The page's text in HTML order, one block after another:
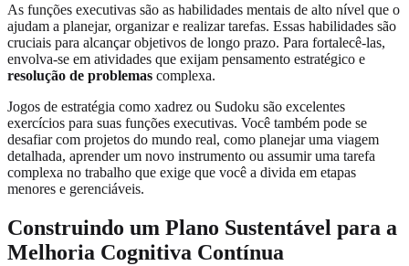
As funções executivas são as habilidades mentais de alto nível que o
ajudam a planejar, organizar e realizar tarefas. Essas habilidades são
cruciais para alcançar objetivos de longo prazo. Para fortalecê-las,
envolva-se em atividades que exijam pensamento estratégico e
resolução de problemas complexa.
Jogos de estratégia como xadrez ou Sudoku são excelentes
exercícios para suas funções executivas. Você também pode se
desafiar com projetos do mundo real, como planejar uma viagem
detalhada, aprender um novo instrumento ou assumir uma tarefa
complexa no trabalho que exige que você a divida em etapas
menores e gerenciáveis.
Construindo um Plano Sustentável para a
Melhoria Cognitiva Contínua